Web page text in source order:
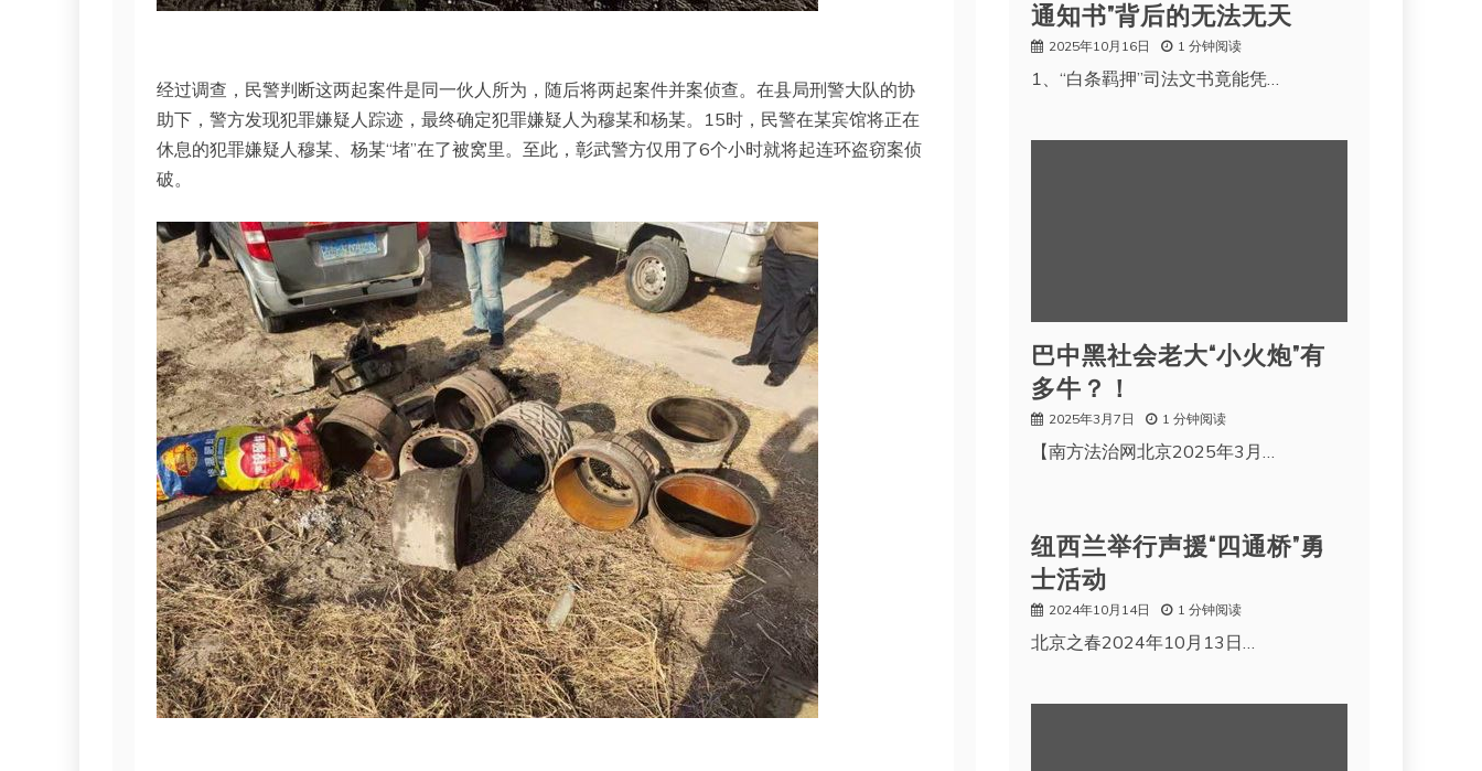
经过调查，民警判断这两起案件是同一伙人所为，随后将两起案件并案侦查。在县局刑警大队的协
助下，警方发现犯罪嫌疑人踪迹，最终确定犯罪嫌疑人为穆某和杨某。15时，民警在某宾馆将正在
休息的犯罪嫌疑人穆某、杨某“堵”在了被窝里。至此，彰武警方仅用了6个小时就将起连环盗窃案侦
破。
通知书”背后的无法无天
2025年10月16日 1 分钟阅读
1、“白条羁押”司法文书竟能凭…
巴中黑社会老大“小火炮”有
多牛？！
2025年3月7日 1 分钟阅读
【南方法治网北京2025年3月…
纽西兰举行声援“四通桥”勇
士活动
2024年10月14日 1 分钟阅读
北京之春2024年10月13日…